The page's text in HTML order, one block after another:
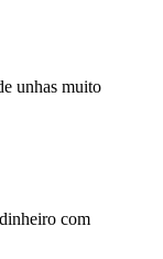
unhas muito
com